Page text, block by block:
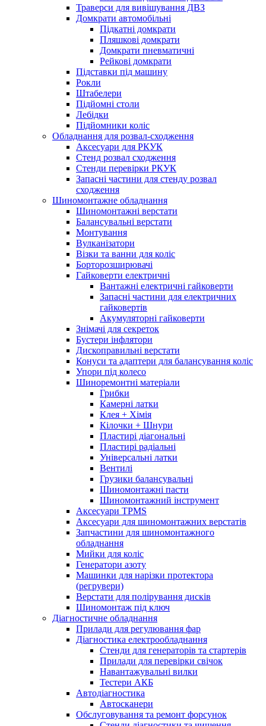
Траверси для вивішування ДВЗ
Домкрати автомобільні
Підкатні домкрати
Пляшкові домкрати
Домкрати пневматичні
Рейкові домкрати
Підставки під машину
Рокли
Штабелери
Підйомні столи
Лебідки
Підйомники коліс
Обладнання для розвал-сходження
Аксесуари для РКУК
Стенд розвал сходження
Стенди перевірки РКУК
Запасні частини для стенду розвал
сходження
Шиномонтажне обладнання
Шиномонтажні верстати
Балансувальні верстати
Монтування
Вулканізатори
Візки та ванни для коліс
Борторозширювачі
Гайковерти електричні
Вантажні електричні гайковерти
Запасні частини для електричних
гайковертів
Акумуляторні гайковерти
Знімачі для секреток
Бустери інфлятори
Дископравильні верстати
Конуси та адаптери для балансування коліс
Упори під колесо
Шиноремонтні матеріали
Грибки
Камерні латки
Клея + Хімія
Кілочки + Шнури
Пластирі діагональні
Пластирі радіальні
Універсальні латки
Вентилі
Грузики балансувальні
Шиномонтажні пасти
Шиномонтажний інструмент
Аксесуари TPMS
Аксесуари для шиномонтажних верстатів
Запчастини для шиномонтажного
обладнання
Мийки для коліс
Генератори азоту
Машинки для нарізки протектора
(регрувери)
Верстати для полірування дисків
Шиномонтаж під ключ
Діагностичне обладнання
Прилади для регулювання фар
Діагностика електрообладнання
Стенди для генераторів та стартерів
Прилади для перевірки свічок
Навантажувальні вилки
Тестери АКБ
Автодіагностика
Автосканери
Обслуговування та ремонт форсунок